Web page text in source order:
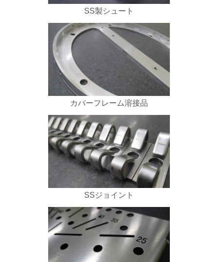
SS製シュート
カバーフレーム溶接品
SSジョイント